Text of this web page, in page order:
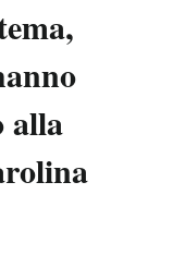
Idee
alla